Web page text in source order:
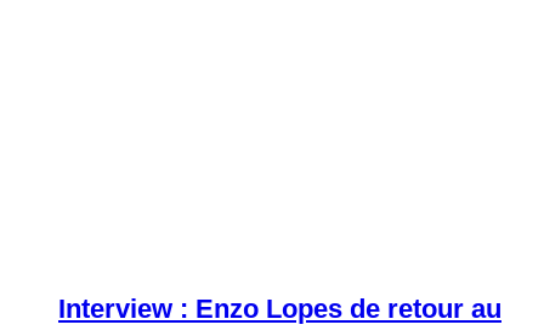
Interview : Enzo Lopes de retour au